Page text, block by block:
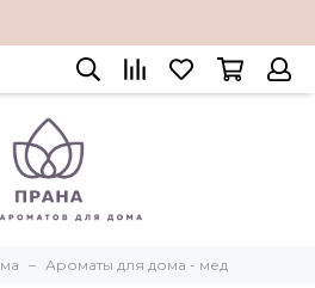
Ароматы для дома - мед